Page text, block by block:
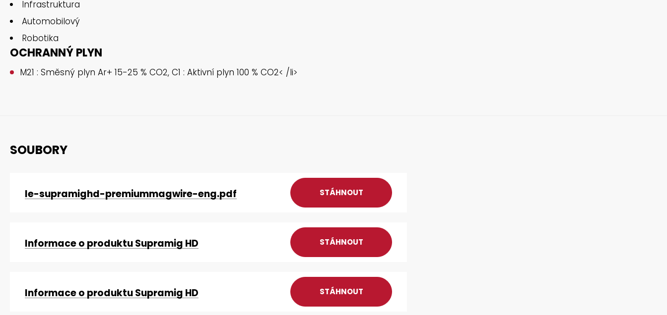
Infrastruktura
Automobilový
Robotika
OCHRANNÝ PLYN
M21 : Směsný plyn Ar+ 15-25 % CO2, C1 : Aktivní plyn 100 % CO2< /li>
SOUBORY
le-supramighd-premiummagwire-eng.pdf STÁHNOUT
Informace o produktu Supramig HD STÁHNOUT
Informace o produktu Supramig HD STÁHNOUT